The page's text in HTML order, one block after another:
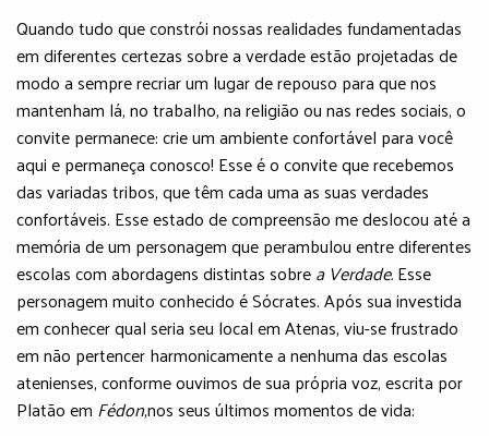
Quando tudo que constrói nossas realidades fundamentadas
em diferentes certezas sobre a verdade estão projetadas de
modo a sempre recriar um lugar de repouso para que nos
mantenham lá, no trabalho, na religião ou nas redes sociais, o
convite permanece: crie um ambiente confortável para você
aqui e permaneça conosco! Esse é o convite que recebemos
das variadas tribos, que têm cada uma as suas verdades
confortáveis. Esse estado de compreensão me deslocou até a
memória de um personagem que perambulou entre diferentes
escolas com abordagens distintas sobrea Verdade.Esse
personagem muito conhecido é Sócrates. Após sua investida
em conhecer qual seria seu local em Atenas, viu-se frustrado
em não pertencer harmonicamente a nenhuma das escolas
atenienses, conforme ouvimos de sua própria voz, escrita por
Platão em Fédon,nos seus últimos momentos de vida: